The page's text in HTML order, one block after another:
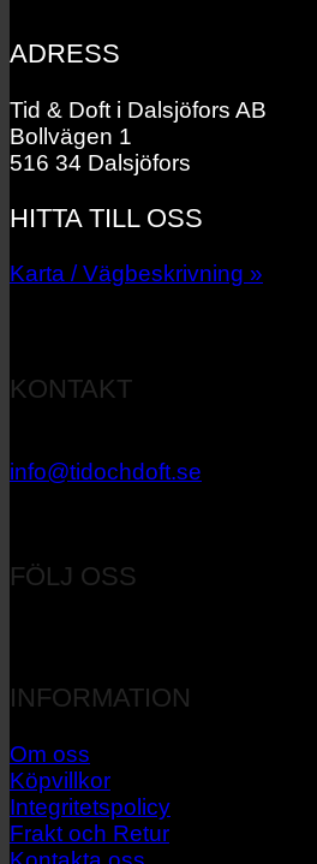
ADRESS
Tid & Doft i Dalsjöfors AB
Bollvägen 1
516 34 Dalsjöfors
HITTA TILL OSS
Karta / Vägbeskrivning »
KONTAKT
info@tidochdoft.se
FÖLJ OSS
INFORMATION
Om oss
Köpvillkor
Integritetspolicy
Frakt och Retur